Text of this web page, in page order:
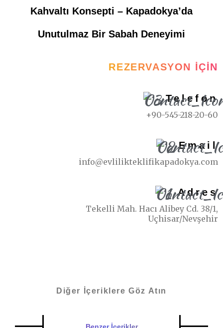
Kahvaltı Konsepti – Kapadokya’da
Unutulmaz Bir Sabah Deneyimi
REZERVASYON İÇIN
Telefon
+90-545-218-20-60
Email
info@evlilikteklifikapadokya.com
Adres
Tekelli Mah. Hacı Alibey Cd. 38/1,
Uçhisar/Nevşehir
Diğer İçeriklere Göz Atın
Benzer İçerikler